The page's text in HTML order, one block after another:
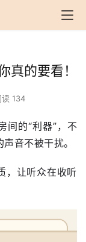
真的要看！
读 134
间的“利器”，不
音不被干扰。
，让听众在收听